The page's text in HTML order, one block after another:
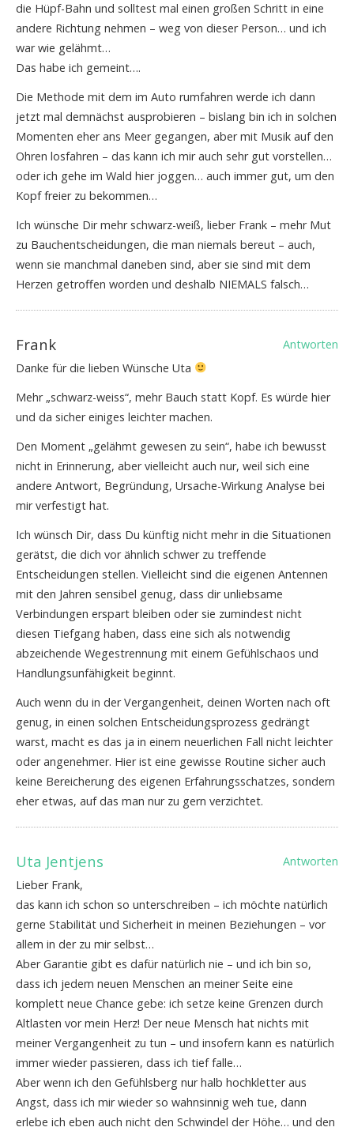
die Hüpf-Bahn und solltest mal einen großen Schritt in eine
andere Richtung nehmen – weg von dieser Person… und ich
war wie gelähmt…
Das habe ich gemeint….
Die Methode mit dem im Auto rumfahren werde ich dann
jetzt mal demnächst ausprobieren – bislang bin ich in solchen
Momenten eher ans Meer gegangen, aber mit Musik auf den
Ohren losfahren – das kann ich mir auch sehr gut vorstellen…
oder ich gehe im Wald hier joggen… auch immer gut, um den
Kopf freier zu bekommen…
Ich wünsche Dir mehr schwarz-weiß, lieber Frank – mehr Mut
zu Bauchentscheidungen, die man niemals bereut – auch,
wenn sie manchmal daneben sind, aber sie sind mit dem
Herzen getroffen worden und deshalb NIEMALS falsch…
Frank
Antworten
Danke für die lieben Wünsche Uta
Mehr „schwarz-weiss“, mehr Bauch statt Kopf. Es würde hier
und da sicher einiges leichter machen.
Den Moment „gelähmt gewesen zu sein“, habe ich bewusst
nicht in Erinnerung, aber vielleicht auch nur, weil sich eine
andere Antwort, Begründung, Ursache-Wirkung Analyse bei
mir verfestigt hat.
Ich wünsch Dir, dass Du künftig nicht mehr in die Situationen
gerätst, die dich vor ähnlich schwer zu treffende
Entscheidungen stellen. Vielleicht sind die eigenen Antennen
mit den Jahren sensibel genug, dass dir unliebsame
Verbindungen erspart bleiben oder sie zumindest nicht
diesen Tiefgang haben, dass eine sich als notwendig
abzeichende Wegestrennung mit einem Gefühlschaos und
Handlungsunfähigkeit beginnt.
Auch wenn du in der Vergangenheit, deinen Worten nach oft
genug, in einen solchen Entscheidungsprozess gedrängt
warst, macht es das ja in einem neuerlichen Fall nicht leichter
oder angenehmer. Hier ist eine gewisse Routine sicher auch
keine Bereicherung des eigenen Erfahrungsschatzes, sondern
eher etwas, auf das man nur zu gern verzichtet.
Uta Jentjens
Antworten
Lieber Frank,
das kann ich schon so unterschreiben – ich möchte natürlich
gerne Stabilität und Sicherheit in meinen Beziehungen – vor
allem in der zu mir selbst…
Aber Garantie gibt es dafür natürlich nie – und ich bin so,
dass ich jedem neuen Menschen an meiner Seite eine
komplett neue Chance gebe: ich setze keine Grenzen durch
Altlasten vor mein Herz! Der neue Mensch hat nichts mit
meiner Vergangenheit zu tun – und insofern kann es natürlich
immer wieder passieren, dass ich tief falle…
Aber wenn ich den Gefühlsberg nur halb hochkletter aus
Angst, dass ich mir wieder so wahnsinnig weh tue, dann
erlebe ich eben auch nicht den Schwindel der Höhe… und den